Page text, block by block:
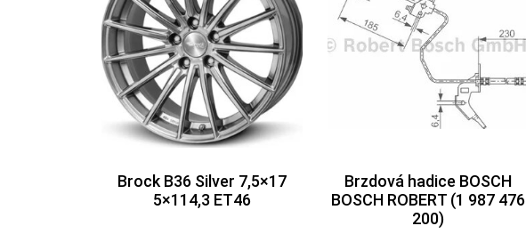
Brock B36 Silver 7,5×17
5×114,3 ET46
Brzdová hadice BOSCH
BOSCH ROBERT (1 987 476
200)